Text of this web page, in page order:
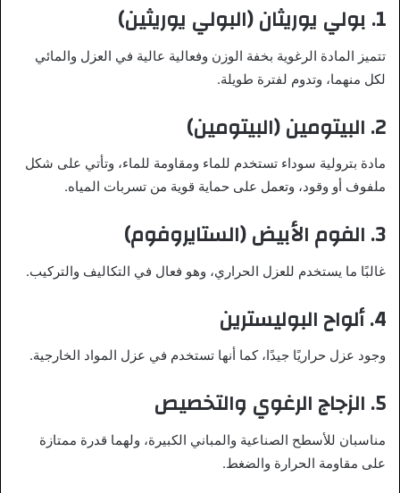
1. بولي يوريثان (البولي يوريثين)
تتميز المادة الرغوية بخفة الوزن وفعالية عالية في العزل والمائي
لكل منهما، وتدوم لفترة طويلة.
2. البيتومين (البيتومين)
مادة بترولية سوداء تستخدم للماء ومقاومة للماء، وتأتي على شكل
ملفوف أو وقود، وتعمل على حماية قوية من تسربات المياه.
3. الفوم الأبيض (الستايروفوم)
غالبًا ما يستخدم للعزل الحراري، وهو فعال في التكاليف والتركيب.
4. ألواح البوليسترين
وجود عزل حراريًا جيدًا، كما أنها تستخدم في عزل المواد الخارجية.
5. الزجاج الرغوي والتخصيص
مناسبان للأسطح الصناعية والمباني الكبيرة، ولهما قدرة ممتازة
على مقاومة الحرارة والضغط.